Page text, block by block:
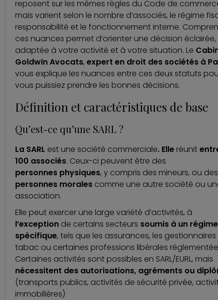
reposent sur les mêmes règles du Code de
mais varient selon le nombre d’associés, le régime
responsabilité et le fonctionnement interne.
ces nuances permet d’orienter une décision éclairée,
adaptée à votre activité et à votre situation. Le
Goldwin Avocats, expert en droit des sociétés à
vous explique les nuances entre ces deux statuts
vous puissiez prendre les bonnes décisions.
Définition et caractéristiques de base
Qu’est-ce qu’une SARL ?
La SARL est une société commerciale. Elle réunit
100 associés. Ceux-ci peuvent être des
personnes physiques, y compris des mineurs, ou des
personnes morales comme une autre société ou
association.
Elle peut exercer une large variété d’activités, à
l’exception de certains secteurs soumis à un régime
spécifique, tels que les assurances, les
tabac ou certaines professions libérales
Certaines activités sont possibles en SARL/EURL, mais
nécessitent des autorisations, agréments ou
(transports publics, activités de sécurité privée,
immobilières)